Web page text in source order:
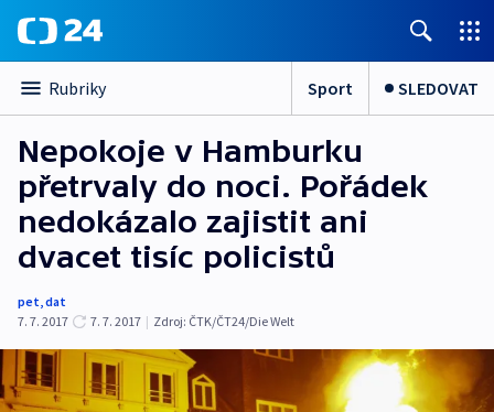
Rubriky Sport SLEDOVAT
Nepokoje v Hamburku
přetrvaly do noci. Pořádek
nedokázalo zajistit ani
dvacet tisíc policistů
pet,dat
7. 7. 2017
7. 7. 2017 | Zdroj: ČTK/ČT24/Die Welt